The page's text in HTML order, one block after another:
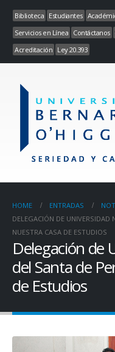
Biblioteca Estudiantes
Servicios en Línea Contáctanos
Acreditación Ley 20.393
HOME ENTRADAS
DELEGACIÓN DE UNIVERSIDAD
NUESTRA CASA DE ESTUDIOS
Delegación de
del Santa de
de Estudios